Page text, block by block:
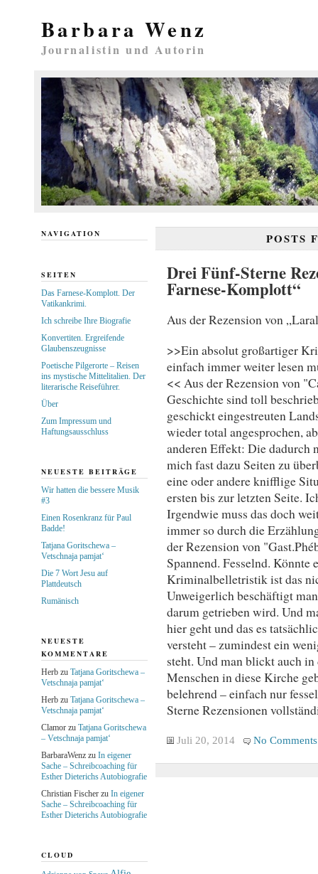
Barbara Wenz
Journalistin und Autorin
POSTS
Drei Fünf-Sterne
Farnese-Komplott“
Aus der Rezension von
>>Ein absolut großartiger
einfach immer weiter lesen
<< Aus der Rezension von
Geschichte sind toll
geschickt eingestreuten
wieder total angesprochen,
anderen Effekt: Die dadurch
mich fast dazu Seiten zu
eine oder andere knifflige
ersten bis zur letzten Seite.
Irgendwie muss das doch
immer so durch die
der Rezension von
Spannend. Fesselnd.
Kriminalbelletristik ist das
Unweigerlich beschäftigt
darum getrieben wird. Und
hier geht und das es
versteht – zumindest ein
steht. Und man blickt auch
Menschen in diese Kirche
belehrend – einfach nur
Sterne Rezensionen
Juli 20, 2014 No Comments
NAVIGATION
SEITEN
Das Farnese-Komplott. Der
Vatikankrimi.
Ich schreibe Ihre Biografie
Konvertiten. Ergreifende
Glaubenszeugnisse
Poetische Pilgerorte – Reisen
ins mystische Mittelitalien. Der
literarische Reiseführer.
Über
Zum Impressum und
Haftungsausschluss
NEUESTE BEITRÄGE
Wir hatten die bessere Musik
#3
Einen Rosenkranz für Paul
Badde!
Tatjana Goritschewa –
Vetschnaja pamjat‘
Die 7 Wort Jesu auf
Plattdeutsch
Rumänisch
NEUESTE
KOMMENTARE
Herbzu Tatjana Goritschewa –
Vetschnaja pamjat‘
Herbzu Tatjana Goritschewa –
Vetschnaja pamjat‘
Clamorzu Tatjana Goritschewa
– Vetschnaja pamjat‘
BarbaraWenzzu In eigener
Sache – Schreibcoaching für
Esther Dieterichs Autobiografie
Christian Fischerzu In eigener
Sache – Schreibcoaching für
Esther Dieterichs Autobiografie
CLOUD